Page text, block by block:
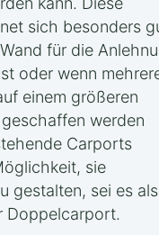
sich besonders
für die
oder wenn
einem größeren
werden
Carports
sie
gestalten, sei es als
Doppelcarport.